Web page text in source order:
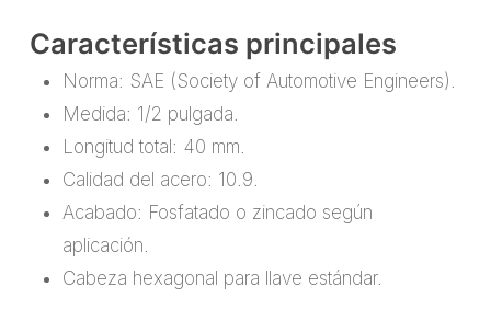
Características principales
Norma: SAE (Society of Automotive Engineers).
Medida: 1/2 pulgada.
Longitud total: 40 mm.
Calidad del acero: 10.9.
Acabado: Fosfatado o zincado según
aplicación.
Cabeza hexagonal para llave estándar.